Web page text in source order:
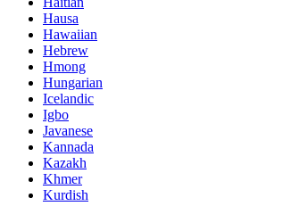
Hausa
Hawaiian
Hebrew
Hmong
Hungarian
Icelandic
Igbo
Javanese
Kannada
Kazakh
Khmer
Kurdish